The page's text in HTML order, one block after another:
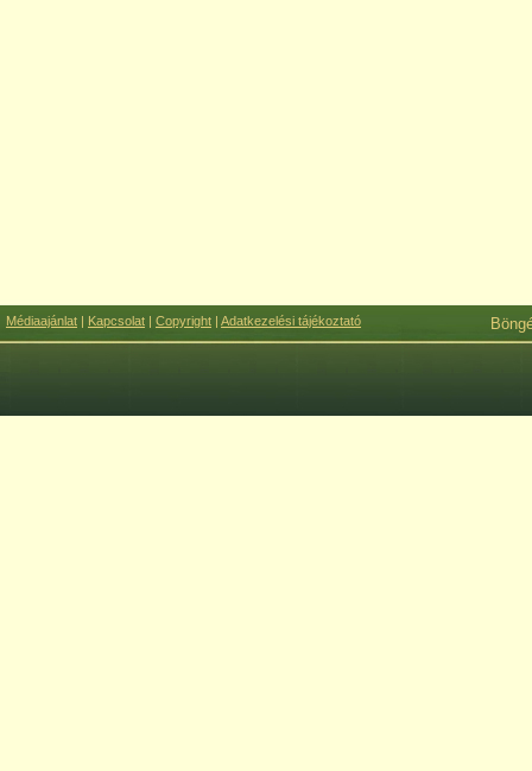
Médiaajánlat | Kapcsolat | Copyright | Adatkezelési tájékoztató